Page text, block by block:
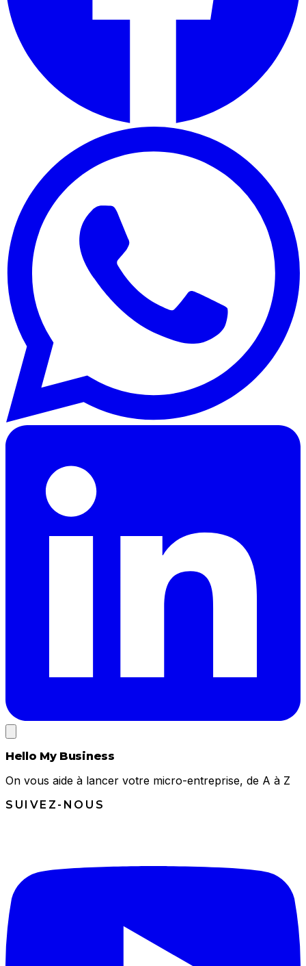
Hello My Business
On vous aide à lancer votre micro-entreprise, de A à Z
SUIVEZ-NOUS